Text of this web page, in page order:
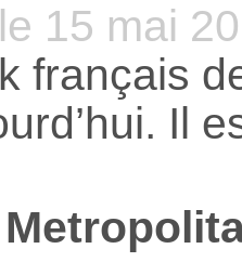
15 mai
français
Il